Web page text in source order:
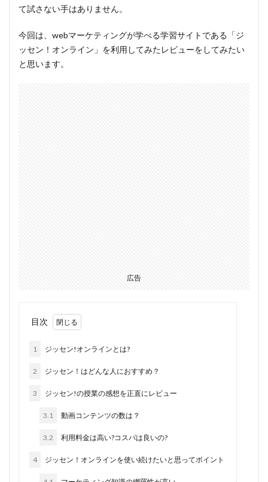
て試さない手はありません。
今回は、webマーケティングが学べる学習サイトである 「ジ
ッセン！オンライン」 を利用してみたレビューをしてみたい
と思います。
広告
目次
1 ジッセン!オンラインとは?
2 ジッセン！はどんな人におすすめ？
3 ジッセン!の授業の感想を正直にレビュー
3.1 動画コンテンツの数は？
3.2 利用料金は高い?コスパは良いの?
4 ジッセン！オンラインを使い続けたいと思ってポイント